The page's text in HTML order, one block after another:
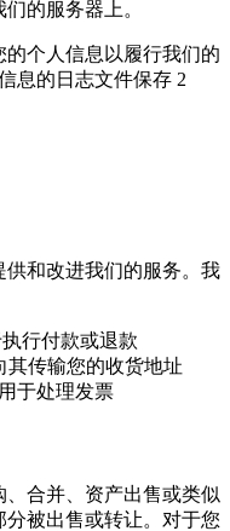
的服务器上。
个人信息以履行我们的
息的日志文件保存 2
和改进我们的服务。我
行付款或退款
其传输您的收货地址
于处理发票
合并、资产出售或类似
被出售或转让。对于您